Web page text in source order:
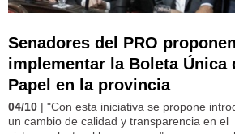
Senadores del PRO proponen
implementar la Boleta Única
Papel en la provincia
04/10 | "Con esta iniciativa se propone
un cambio de calidad y transparencia en el